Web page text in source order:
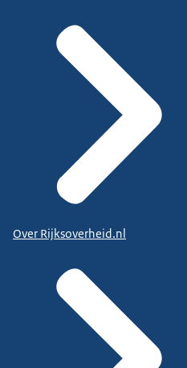
Over Rijksoverheid.nl